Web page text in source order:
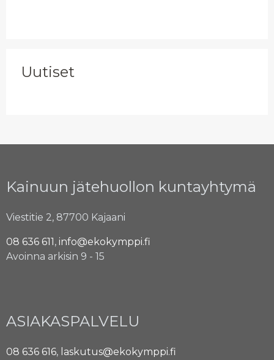
Uutiset
Kainuun jätehuollon kuntayhtymä
Viestitie 2, 87700 Kajaani
08 636 611 , info@ekokymppi.fi
Avoinna arkisin 9 - 15
ASIAKASPALVELU
08 636 616, laskutus@ekokymppi.fi